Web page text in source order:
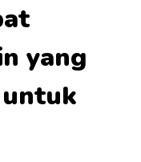
yang